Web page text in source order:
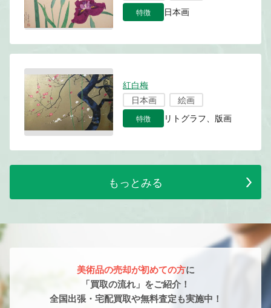
特徴 日本画
紅白梅
日本画
絵画
特徴 リトグラフ、版画
もっとみる
美術品の売却が初めての方に
「買取の流れ」をご紹介！
全国出張・宅配買取や無料査定も実施中！